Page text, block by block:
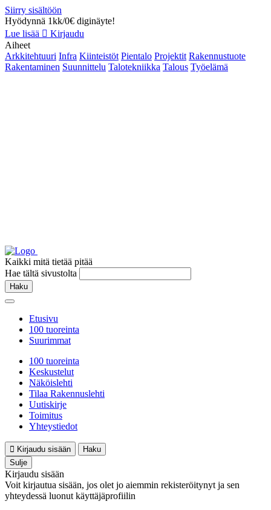
Siirry sisältöön
Hyödynnä 1kk/0€ diginäyte!
Lue lisää
Kirjaudu
Aiheet
Arkkitehtuuri Infra Kiinteistöt Pientalo Projektit Rakennustuote
Rakentaminen Suunnittelu Talotekniikka Talous Työelämä
Kaikki mitä tietää pitää
Hae tältä sivustolta
Haku
Etusivu
100 tuoreinta
Suurimmat
100 tuoreinta
Keskustelut
Näköislehti
Tilaa Rakennuslehti
Uutiskirje
Toimitus
Yhteystiedot
Kirjaudu sisään
Haku
Sulje
Kirjaudu sisään
Voit kirjautua sisään, jos olet jo aiemmin rekisteröitynyt ja sen
yhteydessä luonut käyttäjäprofiilin